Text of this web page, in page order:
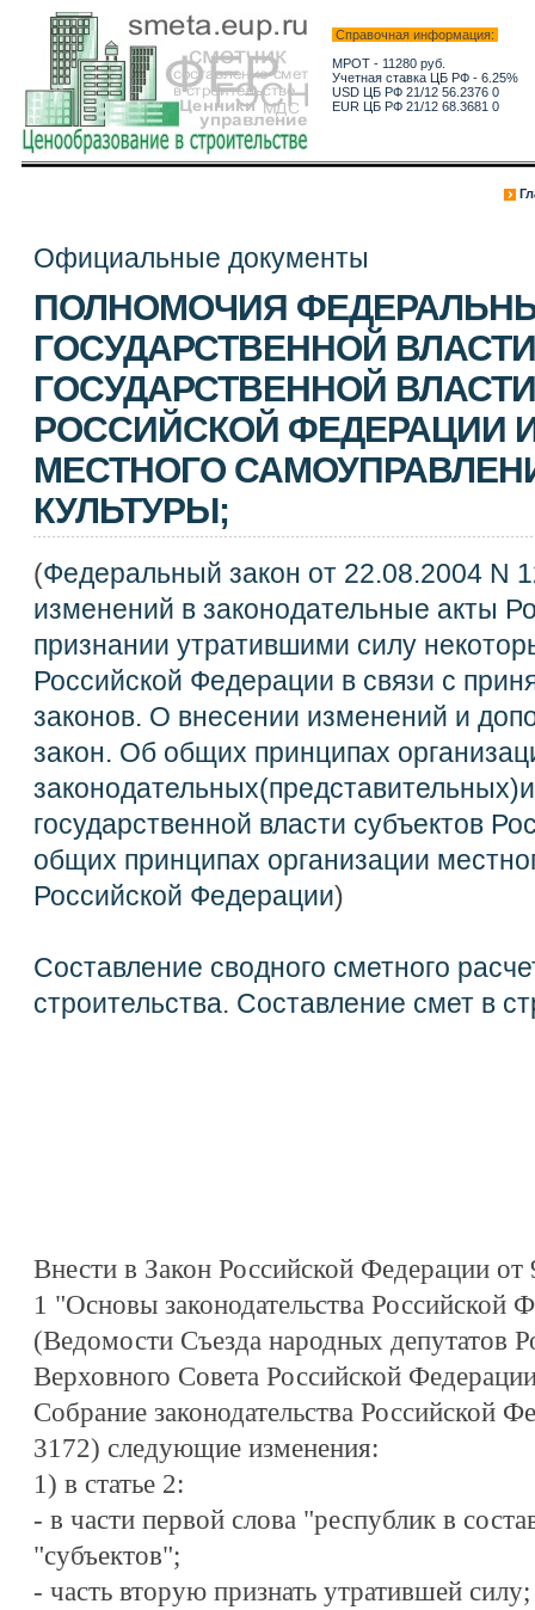
Справочная информация:
МРОТ - 11280 руб.
Учетная ставка ЦБ РФ - 6.25%
USD ЦБ РФ 21/12 56.2376 0
EUR ЦБ РФ 21/12 68.3681 0
Официальные документы
ПОЛНОМОЧИЯ
ГОСУДАРСТВЕННОЙ
ГОСУДАРСТВЕННОЙ
РОССИЙСКОЙ ФЕДЕРАЦИИ
МЕСТНОГО
КУЛЬТУРЫ;
(Федеральный закон от 22.08.2004 N
изменений в законодательные акты
признании утратившими силу
Российской Федерации в связи с
законов. О внесении изменений и
закон. Об общих принципах
государственной власти субъектов
общих принципах организации
Российской Федерации)
Составление сводного сметного
строительства. Составление смет в
Внести в Закон Российской Федерации
1 "Основы законодательства Российской
(Ведомости Съезда народных депутатов
Верховного Совета Российской
Собрание законодательства Российской
3172) следующие изменения:
1) в статье 2:
- в части первой слова "республик в
"субъектов";
- часть вторую признать утратившей силу;